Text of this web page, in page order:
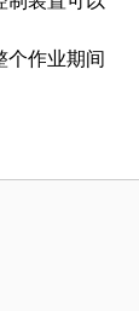
个作业期间
高了生产
和用于连接
机充电速